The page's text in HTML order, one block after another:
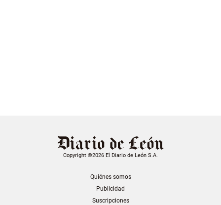
Copyright ©2026 El Diario de León S.A.
Quiénes somos
Publicidad
Suscripciones